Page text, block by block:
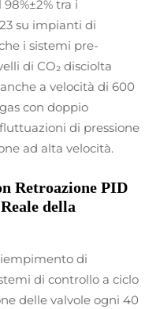
tra i
su impianti di
i sistemi pre-
di CO₂ disciolta
a velocità di 600
con doppio
di pressione
ad alta velocità.
Retroazione PID
della
di
di controllo a ciclo
delle valvole ogni 40